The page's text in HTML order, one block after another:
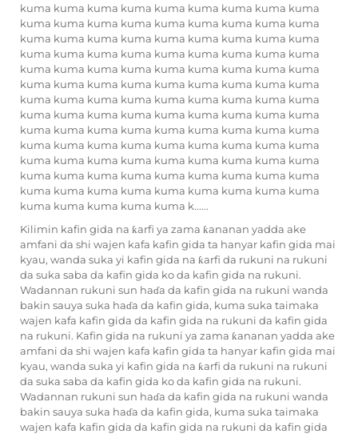
kuma kuma kuma kuma kuma kuma kuma kuma kuma
kuma kuma kuma kuma kuma kuma kuma kuma kuma
kuma kuma kuma kuma kuma kuma kuma kuma kuma
kuma kuma kuma kuma kuma kuma kuma kuma kuma
kuma kuma kuma kuma kuma kuma kuma kuma kuma
kuma kuma kuma kuma kuma kuma kuma kuma kuma
kuma kuma kuma kuma kuma kuma kuma kuma kuma
kuma kuma kuma kuma kuma kuma kuma kuma kuma
kuma kuma kuma kuma kuma kuma kuma kuma kuma
kuma kuma kuma kuma kuma kuma kuma kuma kuma
kuma kuma kuma kuma kuma kuma kuma kuma kuma
kuma kuma kuma kuma kuma kuma kuma kuma kuma
kuma kuma kuma kuma kuma kuma kuma kuma kuma
kuma kuma kuma kuma kuma k......
Kilimin kafin gida na ƙarfi ya zama ƙananan yadda ake
amfani da shi wajen kafa kafin gida ta hanyar kafin gida mai
kyau, wanda suka yi kafin gida na ƙarfi da rukuni na rukuni
da suka saba da kafin gida ko da kafin gida na rukuni.
Wadannan rukuni sun haɗa da kafin gida na rukuni wanda
bakin sauya suka haɗa da kafin gida, kuma suka taimaka
wajen kafa kafin gida da kafin gida na rukuni da kafin gida
na rukuni. Kafin gida na rukuni ya zama ƙananan yadda ake
amfani da shi wajen kafa kafin gida ta hanyar kafin gida mai
kyau, wanda suka yi kafin gida na ƙarfi da rukuni na rukuni
da suka saba da kafin gida ko da kafin gida na rukuni.
Wadannan rukuni sun haɗa da kafin gida na rukuni wanda
bakin sauya suka haɗa da kafin gida, kuma suka taimaka
wajen kafa kafin gida da kafin gida na rukuni da kafin gida